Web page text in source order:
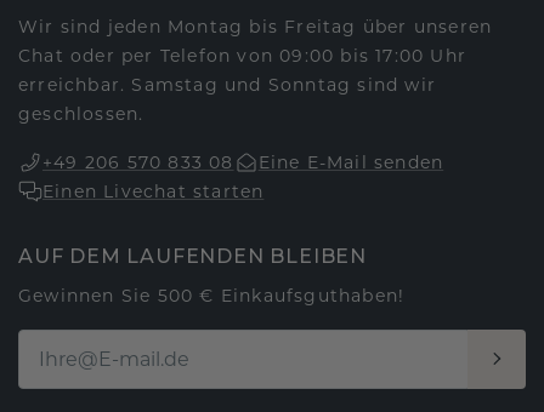
Wir sind jeden Montag bis Freitag über unseren
Chat oder per Telefon von 09:00 bis 17:00 Uhr
erreichbar. Samstag und Sonntag sind wir
geschlossen.
+49 206 570 833 08
Eine E-Mail senden
Einen Livechat starten
AUF DEM LAUFENDEN BLEIBEN
Gewinnen Sie 500 € Einkaufsguthaben!